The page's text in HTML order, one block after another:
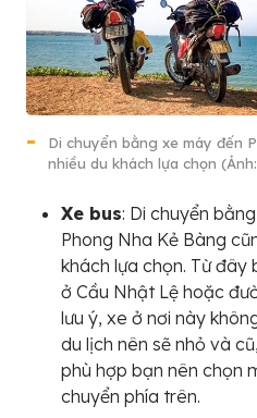
Di chuyển bằng xe máy đến
nhiều du khách lựa chọn
Xe bus: Di chuyển
Phong Nha Kẻ Bàng
khách lựa chọn. Từ
ở Cầu Nhật Lệ hoặc
lưu ý, xe ở nơi này
du lịch nên sẽ nhỏ và
phù hợp bạn nên chọn
chuyển phía trên.